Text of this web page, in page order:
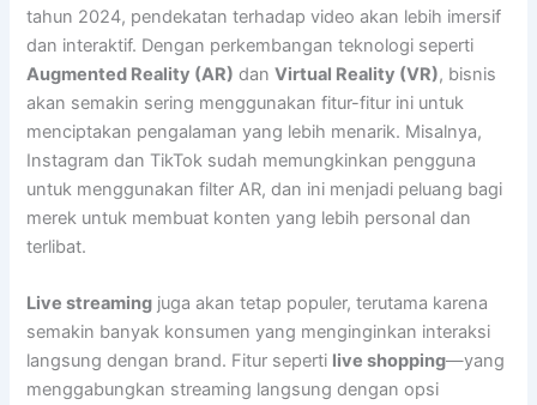
tahun 2024, pendekatan terhadap video akan lebih imersif
dan interaktif. Dengan perkembangan teknologi seperti
Augmented Reality (AR) danVirtual Reality (VR), bisnis
akan semakin sering menggunakan fitur-fitur ini untuk
menciptakan pengalaman yang lebih menarik. Misalnya,
Instagram dan TikTok sudah memungkinkan pengguna
untuk menggunakan filter AR, dan ini menjadi peluang bagi
merek untuk membuat konten yang lebih personal dan
terlibat.
Live streaming juga akan tetap populer, terutama karena
semakin banyak konsumen yang menginginkan interaksi
langsung dengan brand. Fitur seperti live shopping—yang
menggabungkan streaming langsung dengan opsi